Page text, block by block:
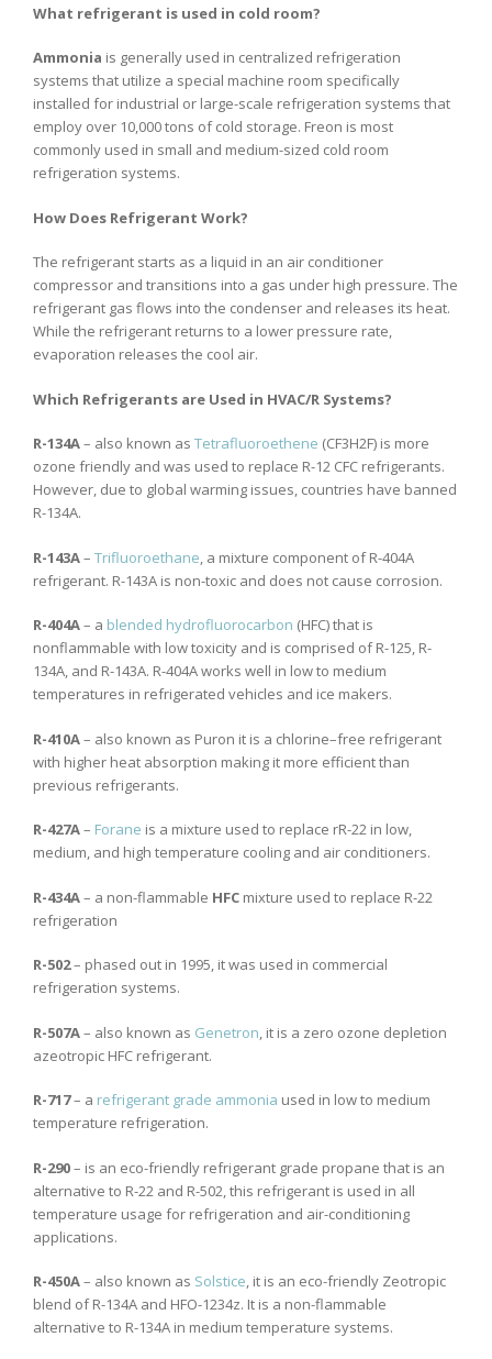
What refrigerant is used in cold room?
Ammonia is generally used in centralized refrigeration
systems that utilize a special machine room specifically
installed for industrial or large-scale refrigeration systems that
employ over 10,000 tons of cold storage. Freon is most
commonly used in small and medium-sized cold room
refrigeration systems.
How Does Refrigerant Work?
The refrigerant starts as a liquid in an air conditioner
compressor and transitions into a gas under high pressure. The
refrigerant gas flows into the condenser and releases its heat.
While the refrigerant returns to a lower pressure rate,
evaporation releases the cool air.
Which Refrigerants are Used in HVAC/R Systems?
R-134A– also known as Tetrafluoroethene (CF3H2F) is more
ozone friendly and was used to replace R-12 CFC refrigerants.
However, due to global warming issues, countries have banned
R-134A.
R-143A– Trifluoroethane, a mixture component of R-404A
refrigerant. R-143A is non-toxic and does not cause corrosion.
R-404A– a blended hydrofluorocarbon (HFC) that is
nonflammable with low toxicity and is comprised of R-125, R-
134A, and R-143A. R-404A works well in low to medium
temperatures in refrigerated vehicles and ice makers.
R-410A– also known as Puron it is a chlorine–free refrigerant
with higher heat absorption making it more efficient than
previous refrigerants.
R-427A– Forane is a mixture used to replace rR-22 in low,
medium, and high temperature cooling and air conditioners.
R-434A– a non-flammable HFC mixture used to replace R-22
refrigeration
R-502– phased out in 1995, it was used in commercial
refrigeration systems.
R-507A– also known as Genetron, it is a zero ozone depletion
azeotropic HFC refrigerant.
R-717– a refrigerant grade ammonia used in low to medium
temperature refrigeration.
R-290– is an eco-friendly refrigerant grade propane that is an
alternative to R-22 and R-502, this refrigerant is used in all
temperature usage for refrigeration and air-conditioning
applications.
R-450A– also known as Solstice, it is an eco-friendly Zeotropic
blend of R-134A and HFO-1234z. It is a non-flammable
alternative to R-134A in medium temperature systems.